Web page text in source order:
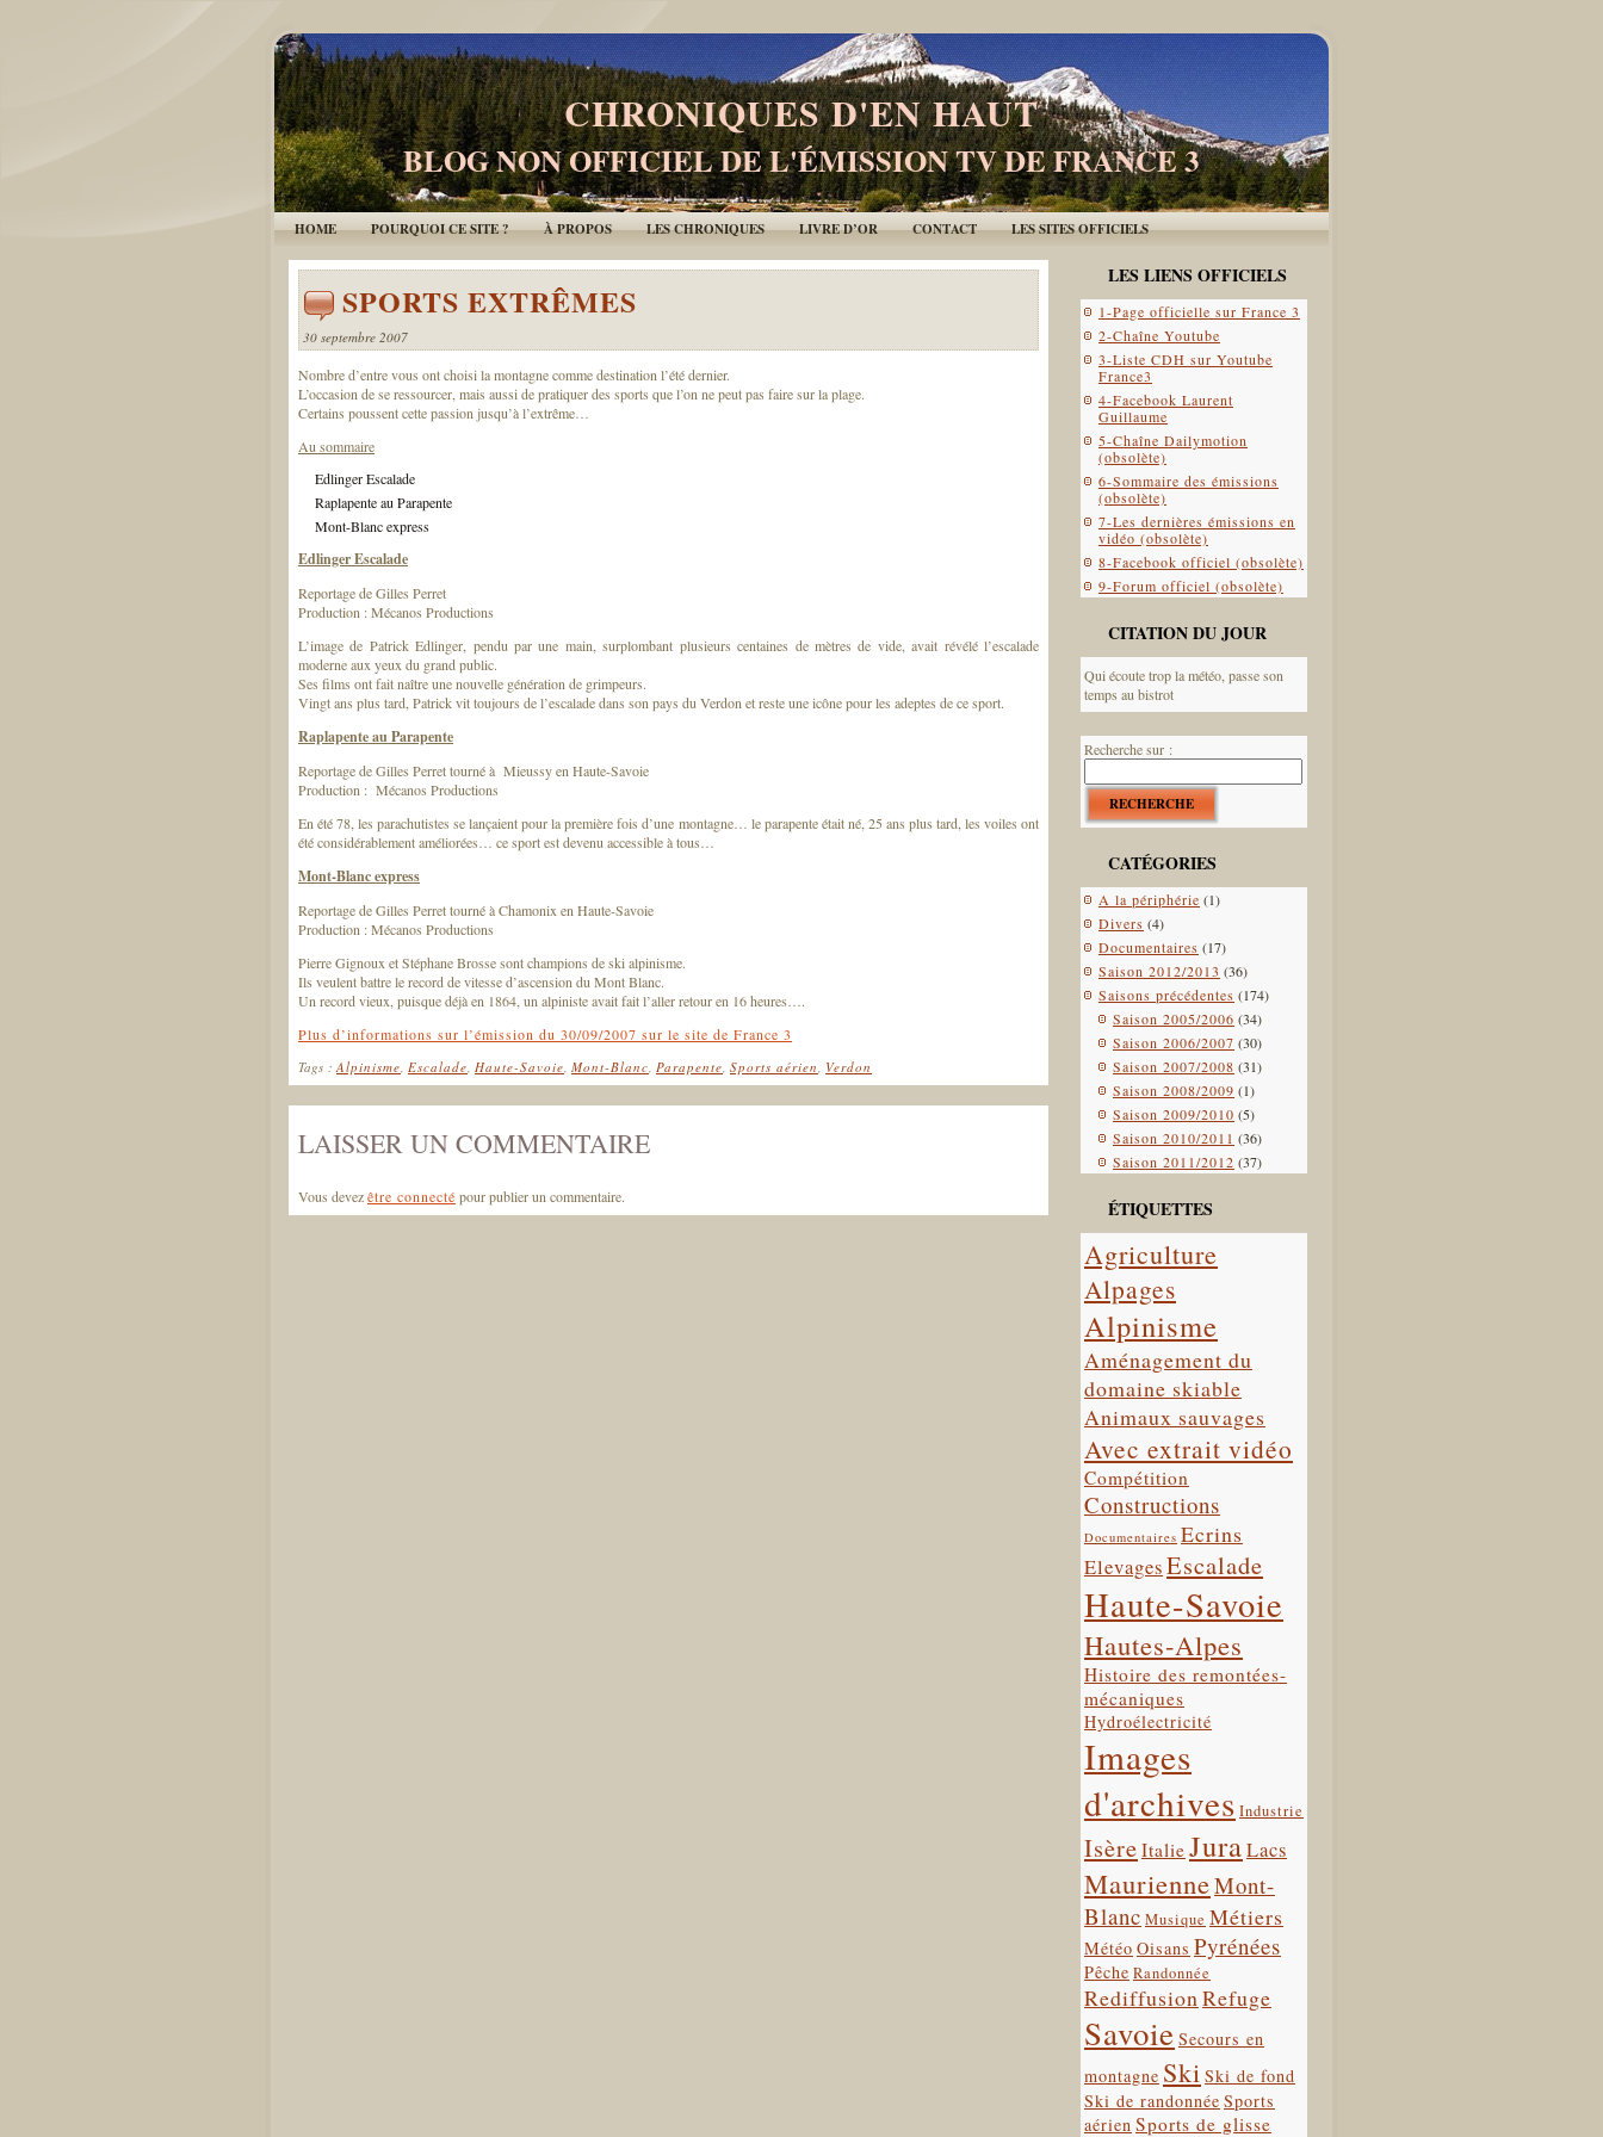
CHRONIQUES D'EN HAUT
BLOG NON OFFICIEL DE L'ÉMISSION TV DE FRANCE 3
HOME POURQUOI CE SITE ? À PROPOS LES CHRONIQUES LIVRE D’OR CONTACT LES SITES OFFICIELS
SPORTS EXTRÊMES
30 septembre 2007
Nombre d’entre vous ont choisi la montagne comme destination l’été dernier.
L’occasion de se ressourcer, mais aussi de pratiquer des sports que l’on ne peut pas faire sur la plage.
Certains poussent cette passion jusqu’à l’extrême…
Au sommaire
Edlinger Escalade
Raplapente au Parapente
Mont-Blanc express
Edlinger Escalade
Reportage de Gilles Perret
Production : Mécanos Productions
L’image de Patrick Edlinger, pendu par une main, surplombant plusieurs centaines de mètres de vide, avait révélé l’escalade
moderne aux yeux du grand public.
Ses films ont fait naître une nouvelle génération de grimpeurs.
Vingt ans plus tard, Patrick vit toujours de l’escalade dans son pays du Verdon et reste une icône pour les adeptes de ce sport.
Raplapente au Parapente
Reportage de Gilles Perret tourné à Mieussy en Haute-Savoie
Production : Mécanos Productions
En été 78, les parachutistes se lançaient pour la première fois d’une montagne… le parapente était né, 25 ans plus tard, les voiles ont
été considérablement améliorées… ce sport est devenu accessible à tous…
Mont-Blanc express
Reportage de Gilles Perret tourné à Chamonix en Haute-Savoie
Production : Mécanos Productions
Pierre Gignoux et Stéphane Brosse sont champions de ski alpinisme.
Ils veulent battre le record de vitesse d’ascension du Mont Blanc.
Un record vieux, puisque déjà en 1864, un alpiniste avait fait l’aller retour en 16 heures….
Plus d’informations sur l’émission du 30/09/2007 sur le site de France 3
Tags : Alpinisme Escalade Haute-Savoie Mont-Blanc Parapente Sports aérien Verdon
LAISSER UN COMMENTAIRE
Vous devezêtre connecté pour publier un commentaire.
LES LIENS OFFICIELS
1-Page officielle sur France 3
2-Chaîne Youtube
3-Liste CDH sur Youtube
France3
4-Facebook Laurent
Guillaume
5-Chaîne Dailymotion
(obsolète)
6-Sommaire des émissions
(obsolète)
7-Les dernières émissions en
vidéo (obsolète)
8-Facebook officiel (obsolète)
9-Forum officiel (obsolète)
CITATION DU JOUR
Qui écoute trop la météo, passe son
temps au bistrot
Recherche sur :
RECHERCHE
CATÉGORIES
A la périphérie (1)
Divers (4)
Documentaires (17)
Saison 2012/2013 (36)
Saisons précédentes (174)
Saison 2005/2006 (34)
Saison 2006/2007 (30)
Saison 2007/2008 (31)
Saison 2008/2009 (1)
Saison 2009/2010 (5)
Saison 2010/2011 (36)
Saison 2011/2012 (37)
ÉTIQUETTES
Agriculture
Alpages
Alpinisme
Aménagement du
domaine skiable
Animaux sauvages
Avec extrait vidéo
Compétition
Constructions
Documentaires Ecrins
ElevagesEscalade
Haute-Savoie
Hautes-Alpes
Histoire des remontées-
mécaniques
Hydroélectricité
Images
d'archives Industrie
Isère Italie JuraLacs
MaurienneMont-
Blanc Musique Métiers
Météo Oisans Pyrénées
Pêche Randonnée
RediffusionRefuge
Savoie Secours en
montagne Ski Ski de fond
Ski de randonnée Sports
aérien Sports de glisse